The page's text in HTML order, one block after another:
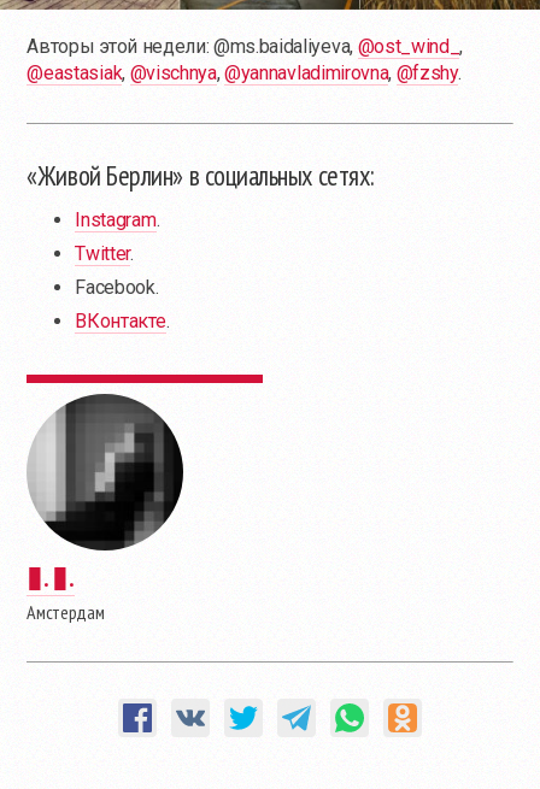
Авторы этой недели: @ms.baidaliyeva, @ost_wind_,
@eastasiak, @vischnya,@yannavladimirovna, @fzshy.
«Живой Берлин» в социальных сетях:
Instagram.
Twitter.
Facebook.
ВКонтакте.
▮. ▮.
Амстердам